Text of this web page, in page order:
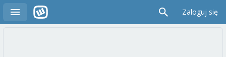
Zaloguj się